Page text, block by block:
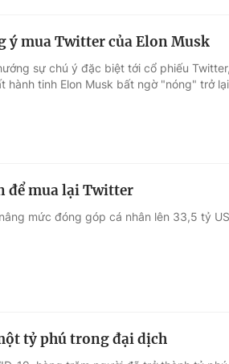
ý mua Twitter của Elon Musk
sự chú ý đặc biệt tới cổ phiếu
hành tinh Elon Musk bất ngờ "nóng" trở
để mua lại Twitter
mức đóng góp cá nhân lên 33,5 tỷ
tỷ phú trong đại dịch